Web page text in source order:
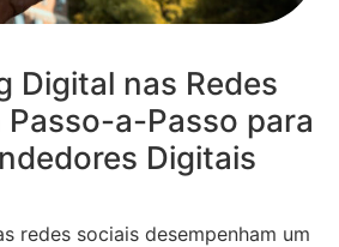
Digital nas Redes
Passo-a-Passo para
Digitais
redes sociais desempenham um